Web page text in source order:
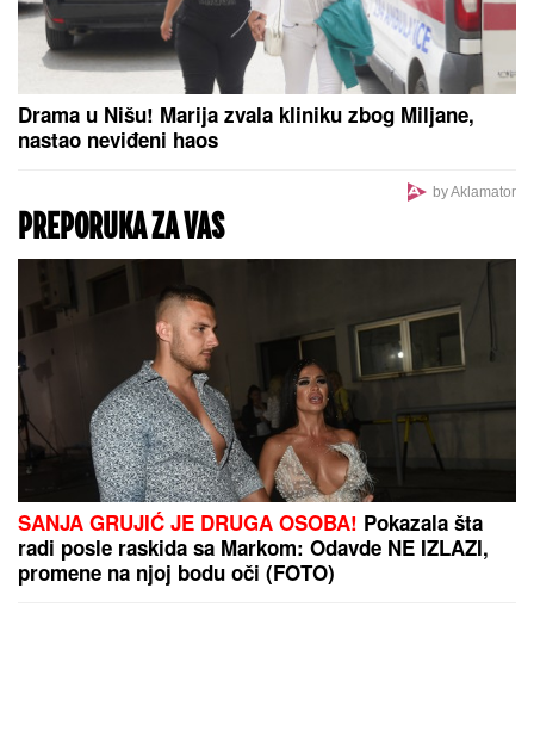
Drama u Nišu! Marija zvala kliniku zbog Miljane,
nastao neviđeni haos
by Aklamator
PREPORUKA ZA VAS
SANJA GRUJIĆ JE DRUGA OSOBA! Pokazala šta
radi posle raskida sa Markom: Odavde NE IZLAZI,
promene na njoj bodu oči (FOTO)